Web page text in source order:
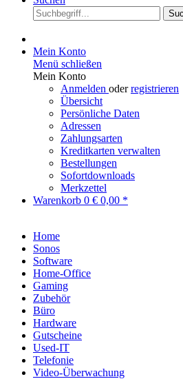
Mein Konto
Menü schließen
Mein Konto
Anmelden oderregistrieren
Übersicht
Persönliche Daten
Adressen
Zahlungsarten
Kreditkarten verwalten
Bestellungen
Sofortdownloads
Merkzettel
Warenkorb 0 € 0,00 *
Home
Sonos
Software
Home-Office
Gaming
Zubehör
Büro
Hardware
Gutscheine
Used-IT
Telefonie
Video-Überwachung